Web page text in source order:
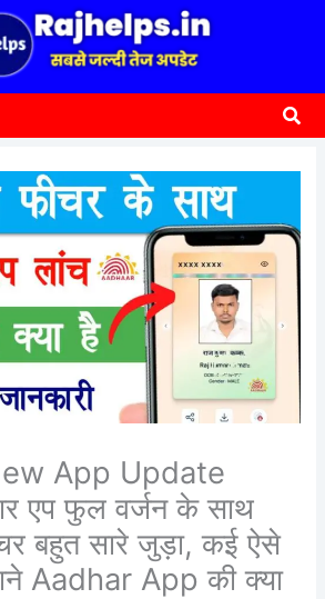
App Update
एप फुल वर्जन के साथ
बहुत सारे जुड़ा, कई ऐसे
Aadhar App की क्या